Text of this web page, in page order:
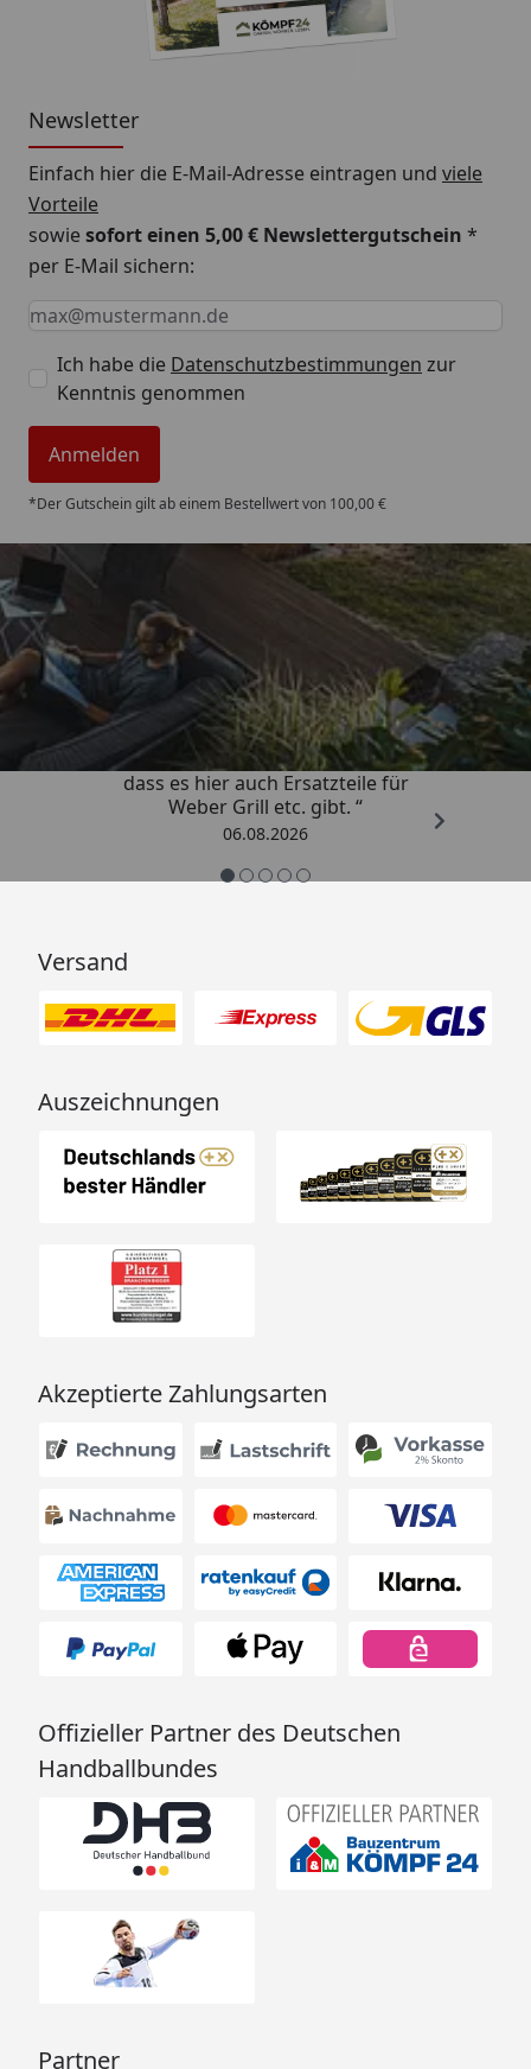
Newsletter
Einfach hier die E-Mail-Adresse eintragen und viele
Vorteile
sowiesofort einen 5,00 € Newslettergutschein *
per E-Mail sichern:
Keine Eingabe erforderlich
Eingabe erforderlich
E-Mail *
Ich habe die Datenschutzbestimmungen zur
Kenntnis genommen
Anmelden
*Der Gutschein gilt ab einem Bestellwert von 100,00 €
Trusted Shops
4,85/ 5
„Schnell und zuverlässig! Schön,
dass es hier auch Ersatzteile für
Weber Grill etc. gibt. “
06.08.2026
Versand
Auszeichnungen
Akzeptierte Zahlungsarten
Offizieller Partner des Deutschen
Handballbundes
Partner